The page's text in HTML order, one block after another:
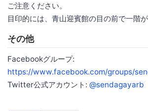
ご注意ください。
目印的には、青山迎賓館の目の前で一階が
その他
Facebookグループ:
https://www.facebook.com/groups/
Twitter公式アカウント: @sendagayarb